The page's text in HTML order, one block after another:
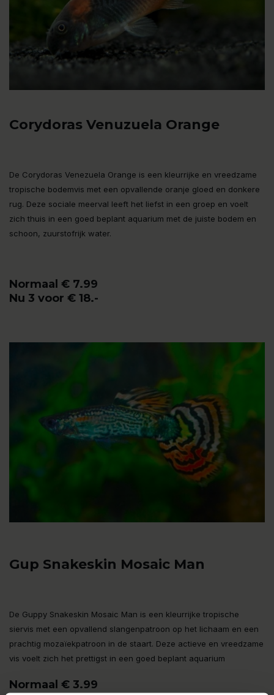
Corydoras Venuzuela Orange
De Corydoras Venezuela Orange is een kleurrijke en vreedzame
tropische bodemvis met een opvallende oranje gloed en donkere
rug. Deze sociale meerval leeft het liefst in een groep en voelt
zich thuis in een goed beplant aquarium met de juiste bodem en
schoon, zuurstofrijk water.
Normaal € 7.99
Nu 3 voor € 18.-
Gup Snakeskin Mosaic Man
De Guppy Snakeskin Mosaic Man is een kleurrijke tropische
siervis met een opvallend slangenpatroon op het lichaam en een
prachtig mozaïekpatroon in de staart. Deze actieve en vreedzame
vis voelt zich het prettigst in een goed beplant aquarium
Normaal € 3.99